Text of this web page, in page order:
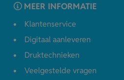
MEER INFORMATIE
Klantenservice
Digitaal aanleveren
Druktechnieken
Veelgestelde vragen